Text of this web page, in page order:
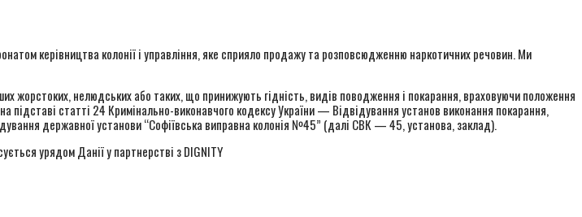
керівництва колонії і управління, яке сприяло продажу та розповсюдженню наркотичних речовин. Ми
жорстоких, нелюдських або таких, що принижують гідність, видів поводження і покарання, враховуючи положення
статті 24 Кримінально-виконавчого кодексу України — Відвідування установ виконання покарання,
державної установи “Софіївська виправна колонія №45” (далі СВК — 45, установа, заклад).
урядом Данії у партнерстві з DIGNITY